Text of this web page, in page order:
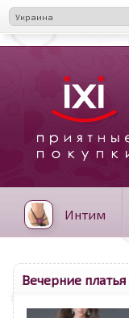
Интим
Вечерние платья